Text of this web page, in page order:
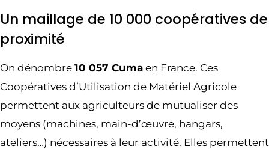
Un maillage de 10 000 coopératives de
proximité
On dénombre 10 057 Cuma en France. Ces
Coopératives d’Utilisation de Matériel Agricole
permettent aux agriculteurs de mutualiser des
moyens (machines, main-d’œuvre, hangars,
ateliers…) nécessaires à leur activité. Elles permettent